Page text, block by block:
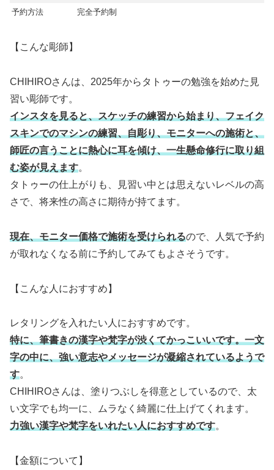
予約方法
完全予約制
【こんな彫師】
CHIHIROさんは、2025年からタトゥーの勉強を始めた見
習い彫師です。
インスタを見ると、スケッチの練習から始まり、フェイク
スキンでのマシンの練習、自彫り、モニターへの施術と、
師匠の言うことに熱心に耳を傾け、一生懸命修行に取り組
む姿が見えます。
タトゥーの仕上がりも、見習い中とは思えないレベルの高
さで、将来性の高さに期待が持てます。
現在、モニター価格で施術を受けられるので、人気で予約
が取れなくなる前に予約してみてもよさそうです。
【こんな人におすすめ】
レタリングを入れたい人におすすめです。
特に、筆書きの漢字や梵字が渋くてかっこいいです。一文
字の中に、強い意志やメッセージが凝縮されているようで
す。
CHIHIROさんは、塗りつぶしを得意としているので、太
い文字でも均一に、ムラなく綺麗に仕上げてくれます。
力強い漢字や梵字をいれたい人におすすめです。
【金額について】